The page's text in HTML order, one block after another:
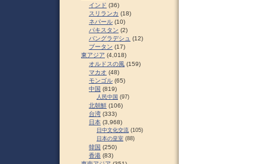
インド (36)
スリランカ (18)
ネパール (10)
パキスタン (2)
バングラデシュ (12)
ブータン (17)
東アジア (4,018)
オルドスの風 (159)
マカオ (48)
モンゴル (65)
中国 (819)
人民中国 (97)
北朝鮮 (106)
台湾 (333)
日本 (3,968)
日中文化交流 (105)
日本の皇室 (88)
韓国 (250)
香港 (83)